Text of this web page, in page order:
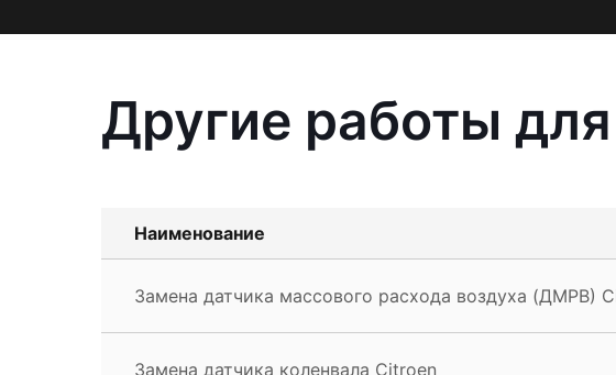
Другие работы
Наименование
Замена датчика массового расхода воздуха (ДМРВ)
Замена датчика коленвала Citroen